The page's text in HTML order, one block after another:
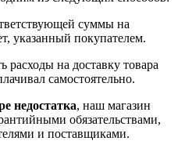
суммы на
указанный покупателем.
расходы на доставку товара
самостоятельно.
недостатка, наш магазин
обязательствами,
и поставщиками.